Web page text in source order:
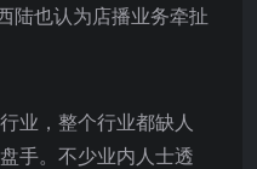
陆也认为店播业务牵扯
业，整个行业都缺人
手。不少业内人士透